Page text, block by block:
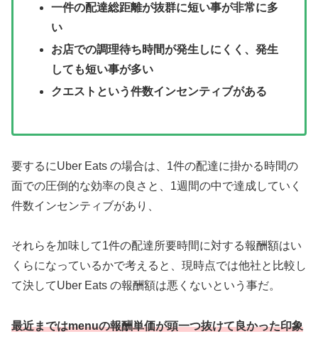
一件の配達総距離が抜群に短い事が非常に多
い
お店での調理待ち時間が発生しにくく、発生
しても短い事が多い
クエストという件数インセンティブがある
要するにUber Eats の場合は、1件の配達に掛かる時間の
面での圧倒的な効率の良さと、1週間の中で達成していく
件数インセンティブがあり、
それらを加味して1件の配達所要時間に対する報酬額はい
くらになっているかで考えると、現時点では他社と比較し
て決してUber Eats の報酬額は悪くないという事だ。
最近まではmenuの報酬単価が頭一つ抜けて良かった印象